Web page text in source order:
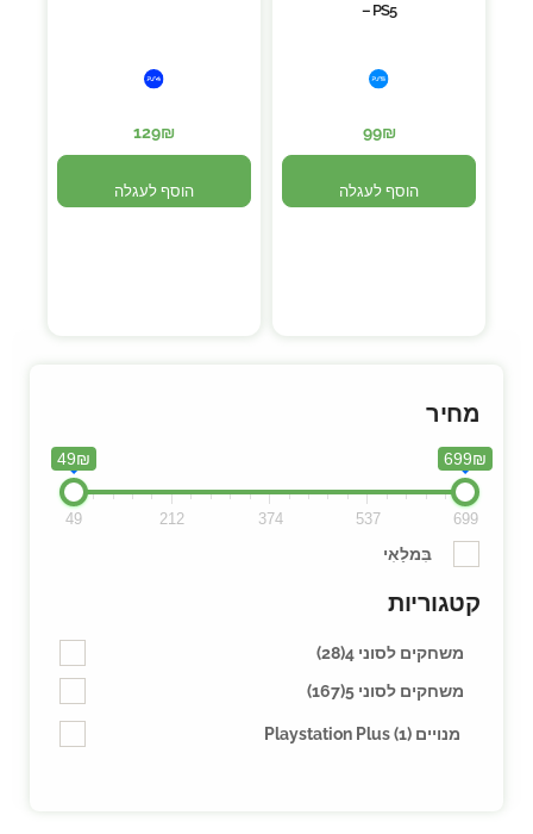
מחיר
49₪ 699₪
49 212 374 537 699
בִּמלַאִי
קטגוריות
משחקים לסוני 4
(28)
משחקים לסוני 5
(167)
מנויים Playstation Plus (1)
– PS5
99₪
הוסף לעגלה
129₪
הוסף לעגלה